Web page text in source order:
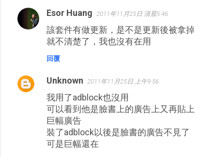
Esor Huang 2011年11月25日 清晨5:46
該套件有做更新，是不是更新後被拿掉
就不清楚了，我也沒有在用
回覆
Unknown 2011年11月25日 上午9:56
我用了adblock也沒用
可以看到他是臉書上的廣告上又再貼上
巨幅廣告
裝了adblock以後是臉書的廣告不見了
可是巨幅還在